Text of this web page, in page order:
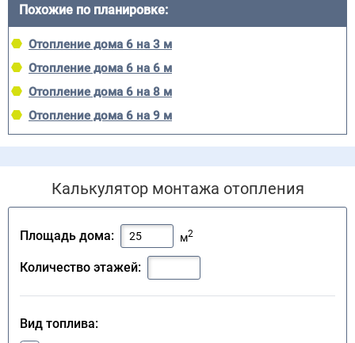
Похожие по планировке:
Отопление дома 6 на 3 м
Отопление дома 6 на 6 м
Отопление дома 6 на 8 м
Отопление дома 6 на 9 м
Калькулятор монтажа отопления
Площадь дома: м2
Количество этажей:
Вид топлива: